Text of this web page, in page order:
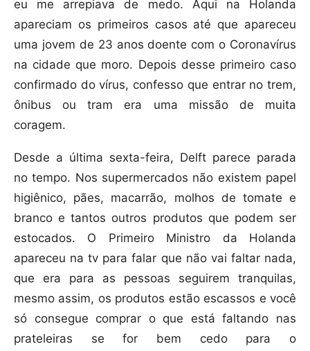
eu me arrepiava de medo. Aqui na Holanda
apareciam os primeiros casos até que apareceu
uma jovem de 23 anos doente com o Coronavírus
na cidade que moro. Depois desse primeiro caso
confirmado do vírus, confesso que entrar no trem,
ônibus ou tram era uma missão de muita
coragem.
Desde a última sexta-feira, Delft parece parada
no tempo. Nos supermercados não existem papel
higiênico, pães, macarrão, molhos de tomate e
branco e tantos outros produtos que podem ser
estocados. O Primeiro Ministro da Holanda
apareceu na tv para falar que não vai faltar nada,
que era para as pessoas seguirem tranquilas,
mesmo assim, os produtos estão escassos e você
só consegue comprar o que está faltando nas
prateleiras se for bem cedo para o